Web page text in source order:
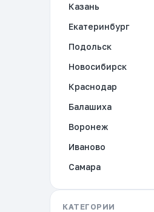
Казань
Екатеринбург
Подольск
Новосибирск
Краснодар
Балашиха
Воронеж
Иваново
Самара
КАТЕГОРИИ